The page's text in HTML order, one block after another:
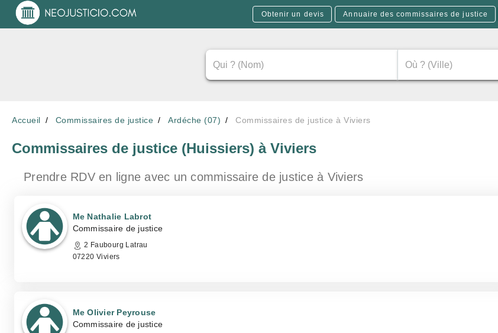
Obtenir un devis Annuaire des commissaires de justice
Accueil Commissaires de justice Ardéche (07) Commissaires de justice à Viviers
Commissaires de justice (Huissiers) à Viviers
Prendre RDV en ligne avec un commissaire de justice à Viviers
Me Nathalie Labrot
Commissaire de justice
2 Faubourg Latrau
07220 Viviers
Me Olivier Peyrouse
Commissaire de justice